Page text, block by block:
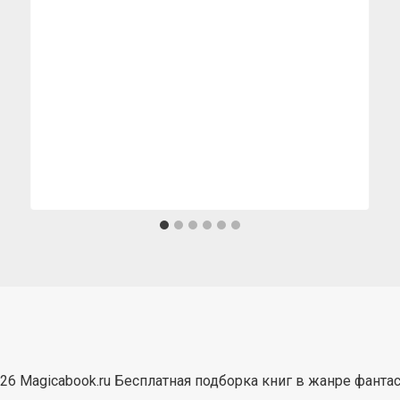
Magicabook.ru Бесплатная подборка книг в жанре